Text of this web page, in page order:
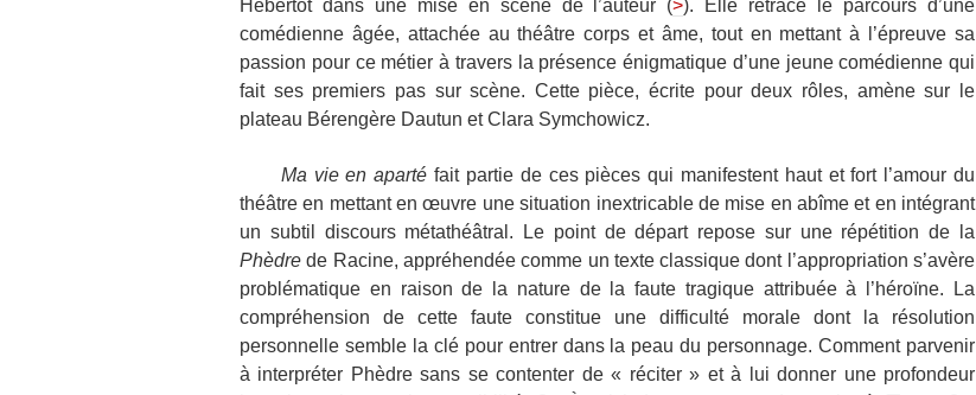
Hébertot dans une mise en scène de l’auteur (>). Elle retrace le parcours d’une
comédienne âgée, attachée au théâtre corps et âme, tout en mettant à l’épreuve sa
passion pour ce métier à travers la présence énigmatique d’une jeune comédienne qui
fait ses premiers pas sur scène. Cette pièce, écrite pour deux rôles, amène sur le
plateau Bérengère Dautun et Clara Symchowicz.
Ma vie en aparté fait partie de ces pièces qui manifestent haut et fort l’amour du
théâtre en mettant en œuvre une situation inextricable de mise en abîme et en intégrant
un subtil discours métathéâtral. Le point de départ repose sur une répétition de la
Phèdre de Racine, appréhendée comme un texte classique dont l’appropriation s’avère
problématique en raison de la nature de la faute tragique attribuée à l’héroïne. La
compréhension de cette faute constitue une difficulté morale dont la résolution
personnelle semble la clé pour entrer dans la peau du personnage. Comment parvenir
à interpréter Phèdre sans se contenter de « réciter » et à lui donner une profondeur